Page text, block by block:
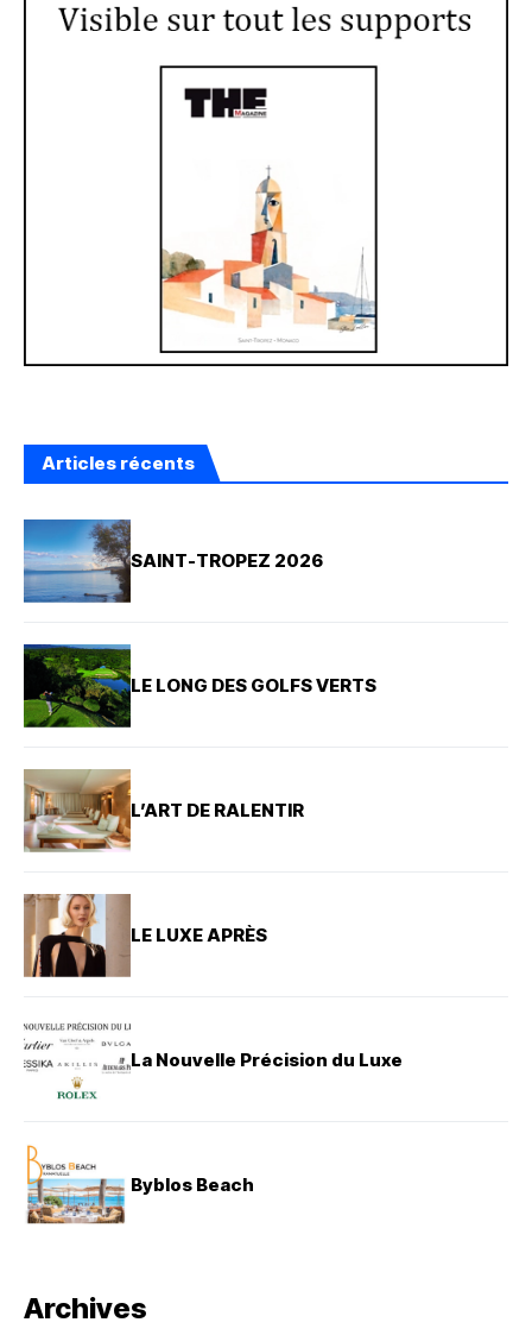
Articles récents
SAINT-TROPEZ 2026
LE LONG DES GOLFS VERTS
L’ART DE RALENTIR
LE LUXE APRÈS
La Nouvelle Précision du Luxe
Byblos Beach
Archives